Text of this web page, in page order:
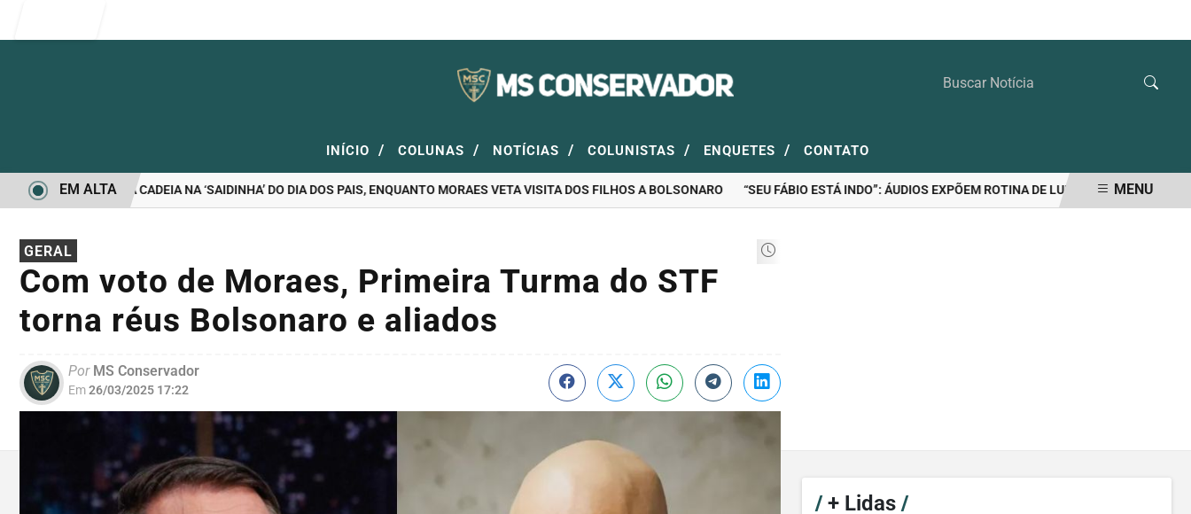
INÍCIO / COLUNAS / NOTÍCIAS / COLUNISTAS / ENQUETES / CONTATO
LIBERADOS DA CADEIA NA ‘SAIDINHA’ DO DIA DOS PAIS, ENQUANTO MORAES VETA VISITA DOS FILHOS A BOLSONARO “SEU FÁBIO ESTÁ INDO”: ÁUDIOS EXPÕEM ROTINA DE LULINHA NA CASA DE
EM ALTA MENU
GERAL
Com voto de Moraes, Primeira Turma do STF
torna réus Bolsonaro e aliados
PorMS Conservador
Em26/03/2025 17:22
/+ Lidas /